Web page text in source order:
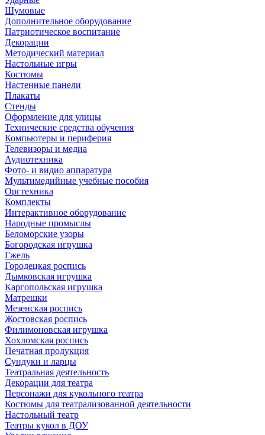
Шумовые
Дополнительное оборудование
Патриотическое воспитание
Декорации
Методический материал
Настольные игры
Костюмы
Настенные панели
Плакаты
Стенды
Оформление для улицы
Технические средства обучения
Компьютеры и периферия
Телевизоры и медиа
Аудиотехника
Фото- и видио аппаратура
Мультимедийные учебные пособия
Оргтехника
Комплекты
Интерактивное оборудование
Народные промыслы
Беломорские узоры
Богородская игрушка
Гжель
Городецкая роспись
Дымковская игрушка
Каргопольская игрушка
Матрешки
Мезенская роспись
Жостовская роспись
Филимоновская игрушка
Хохломская роспись
Печатная продукция
Сундуки и ларцы
Театральная деятельность
Декорации для театра
Персонажи для кукольного театра
Костюмы для театрализованной деятельности
Настольный театр
Театры кукол в ДОУ